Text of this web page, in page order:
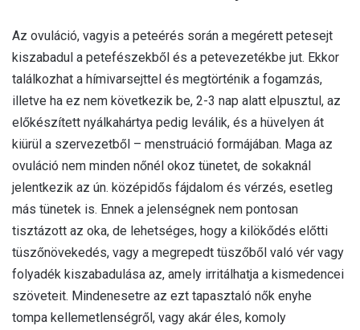
Az ovuláció, vagyis a peteérés során a megérett petesejt
kiszabadul a petefészekből és a petevezetékbe jut. Ekkor
találkozhat a hímivarsejttel és megtörténik a fogamzás,
illetve ha ez nem következik be, 2-3 nap alatt elpusztul, az
előkészített nyálkahártya pedig leválik, és a hüvelyen át
kiürül a szervezetből – menstruáció formájában. Maga az
ovuláció nem minden nőnél okoz tünetet, de sokaknál
jelentkezik az ún. középidős fájdalom és vérzés, esetleg
más tünetek is. Ennek a jelenségnek nem pontosan
tisztázott az oka, de lehetséges, hogy a kilökődés előtti
tüszőnövekedés, vagy a megrepedt tüszőből való vér vagy
folyadék kiszabadulása az, amely irritálhatja a kismedencei
szöveteit. Mindenesetre az ezt tapasztaló nők enyhe
tompa kellemetlenségről, vagy akár éles, komoly